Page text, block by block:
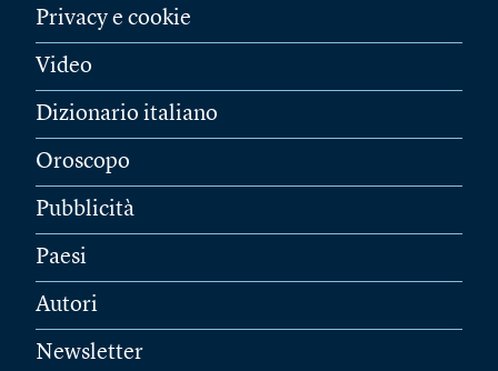
Privacy e cookie
Video
Dizionario italiano
Oroscopo
Pubblicità
Paesi
Autori
Newsletter